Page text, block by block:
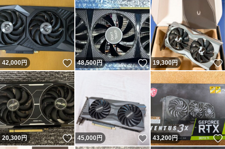
42,000円 いいね！
48,500円 いいね！
19,300円
20,300円 いいね！
45,000円 いいね！
43,200円